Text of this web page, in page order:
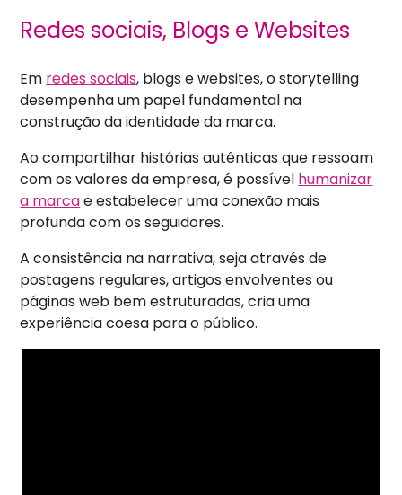
Redes sociais, Blogs e Websites
Em redes sociais, blogs e websites, o storytelling
desempenha um papel fundamental na
construção da identidade da marca.
Ao compartilhar histórias autênticas que ressoam
com os valores da empresa, é possível humanizar
a marcae estabelecer uma conexão mais
profunda com os seguidores.
A consistência na narrativa, seja através de
postagens regulares, artigos envolventes ou
páginas web bem estruturadas, cria uma
experiência coesa para o público.